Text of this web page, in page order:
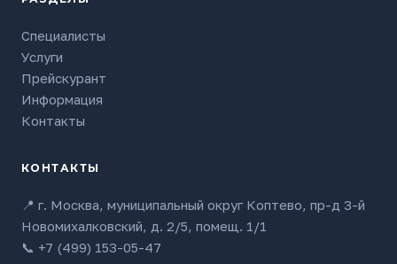
Специалисты
Услуги
Прейскурант
Информация
Контакты
КОНТАКТЫ
📍 г. Москва, муниципальный округ Коптево, пр-д 3-й
Новомихалковский, д. 2/5, помещ. 1/1
📞 +7 (499) 153-05-47